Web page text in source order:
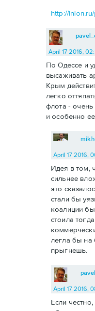
http://
April 17 2016,
По Одессе и
высаживать
Крым
легко
флота - очень
и особенно
April 17 2016,
Идея в том,
сильнее
это
стали бы
коалиции
стоила
легла бы на
прыгнешь.
April 17 2016,
Если